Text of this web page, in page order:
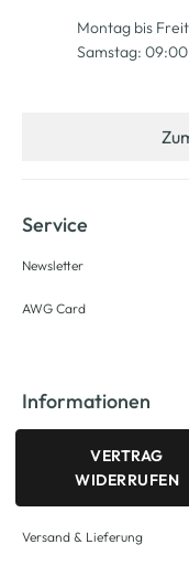
Montag bis
Samstag:
Service
Newsletter
AWG Card
Informationen
VERTRAG
WIDERRUFEN
Versand & Lieferung